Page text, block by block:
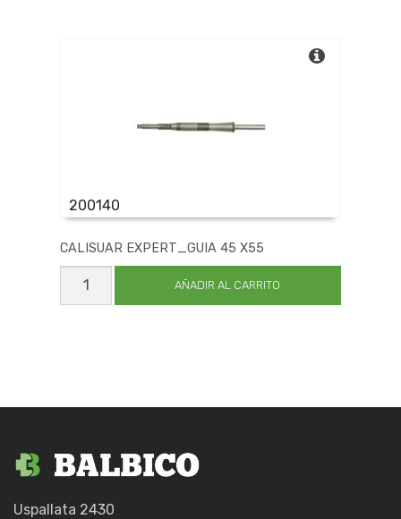
200140
CALISUAR EXPERT_GUIA 45 X55
CALISUAR
EXPERT_GUIA
45
AÑADIR AL CARRITO
Uspallata 2430